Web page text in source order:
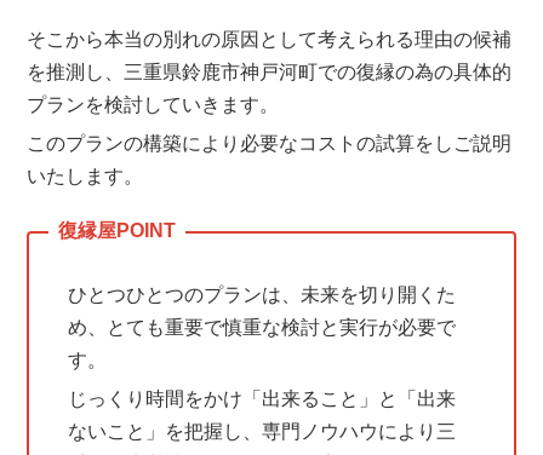
そこから本当の別れの原因として考えられる理由の候補
を推測し、三重県鈴鹿市神戸河町での復縁の為の具体的
プランを検討していきます。
このプランの構築により必要なコストの試算をしご説明
いたします。
ひとつひとつのプランは、未来を切り開くた
め、とても重要で慎重な検討と実行が必要で
す。
じっくり時間をかけ「出来ること」と「出来
ないこと」を把握し、専門ノウハウにより三